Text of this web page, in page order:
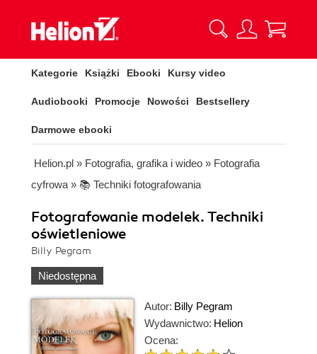
Kategorie Książki Ebooki Kursy video
Audiobooki Promocje Nowości Bestsellery
Darmowe ebooki
Helion.pl » Fotografia, grafika i wideo » Fotografia
cyfrowa » 📚 Techniki fotografowania
Fotografowanie modelek. Techniki
oświetleniowe
Billy Pegram
Niedostępna
Autor: Billy Pegram
Wydawnictwo: Helion
Ocena: